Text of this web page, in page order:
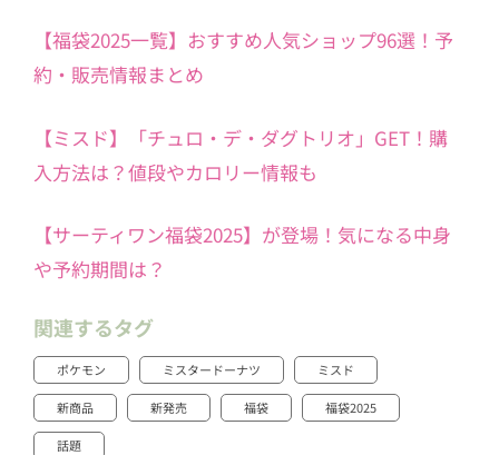
【福袋2025一覧】おすすめ人気ショップ96選！予
約・販売情報まとめ
【ミスド】「チュロ・デ・ダグトリオ」GET！購
入方法は？値段やカロリー情報も
【サーティワン福袋2025】が登場！気になる中身
や予約期間は？
関連するタグ
ポケモン ミスタードーナツ ミスド
新商品 新発売 福袋 福袋2025
話題